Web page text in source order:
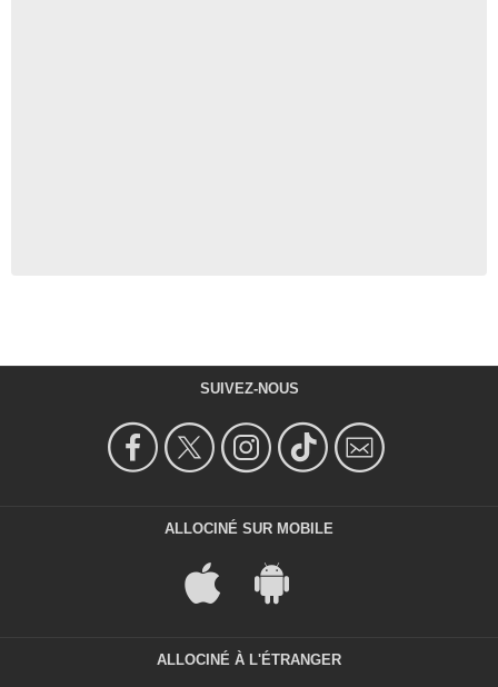
SUIVEZ-NOUS
ALLOCINÉ SUR MOBILE
ALLOCINÉ À L'ÉTRANGER